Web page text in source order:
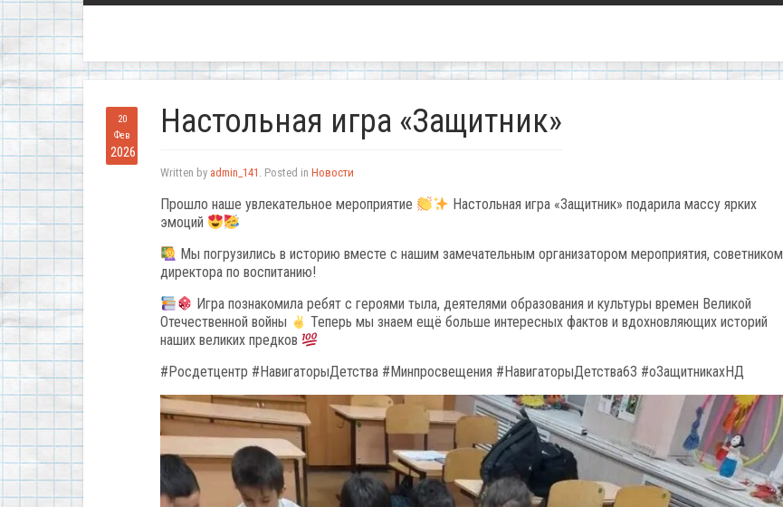
20
Фев
2026
Настольная игра «Защитник»
Written by admin_141 . Posted in Новости
Прошло наше увлекательное мероприятие
Настольная игра «Защитник» подарила массу ярких
эмоций
Мы погрузились в историю вместе с нашим замечательным организатором мероприятия, советником
директора по воспитанию!
Игра познакомила ребят с героями тыла, деятелями образования и культуры времен Великой
Отечественной войны
Теперь мы знаем ещё больше интересных фактов и вдохновляющих историй
наших великих предков
#Росдетцентр #НавигаторыДетства #Минпросвещения #НавигаторыДетства63 #оЗащитникахНД